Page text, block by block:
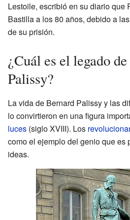
Lestoile, escribió en su diario que
Bastilla a los 80 años, debido a
de su prisión.
¿Cuál es el legado
Palissy?
La vida de Bernard Palissy y las
lo convirtieron en una figura
luces (siglo XVIII). Los
como el ejemplo del genio que es
ideas.